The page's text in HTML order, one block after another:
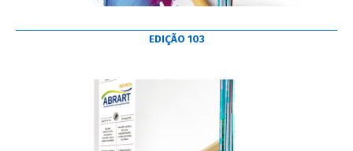
EDIÇÃO 103